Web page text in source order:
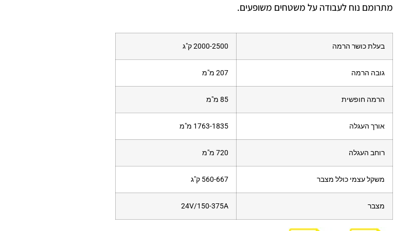
מתרומם נוח לעבודה על משטחים משופעים.
בעלת כושר הרמה 2000-2500 ק"ג
גובה הרמה 207 מ"מ
הרמה חופשית 85 מ"מ
אורך העגלה 1763-1835 מ"מ
רוחב העגלה 720 מ"מ
משקל עצמי כולל מצבר 560-667 ק"ג
מצבר 24V/150-375A